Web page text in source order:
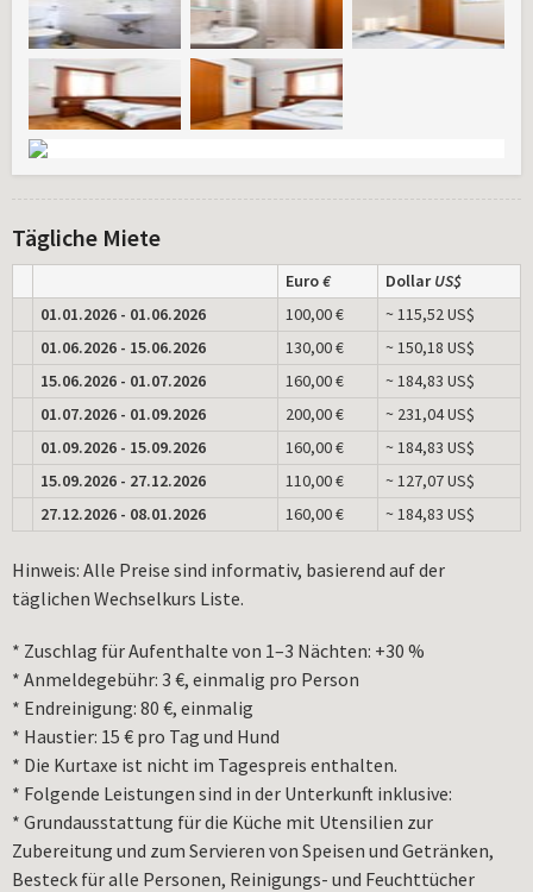
Tägliche Miete
Euro€ DollarUS$
01.01.2026 - 01.06.2026
100,00 €
~ 115,52 US$
01.06.2026 - 15.06.2026
130,00 €
~ 150,18 US$
15.06.2026 - 01.07.2026
160,00 €
~ 184,83 US$
01.07.2026 - 01.09.2026
200,00 €
~ 231,04 US$
01.09.2026 - 15.09.2026
160,00 €
~ 184,83 US$
15.09.2026 - 27.12.2026
110,00 €
~ 127,07 US$
27.12.2026 - 08.01.2026
160,00 € ~ 184,83 US$
Hinweis: Alle Preise sind informativ, basierend auf der
täglichen Wechselkurs Liste.
* Zuschlag für Aufenthalte von 1–3 Nächten: +30 %
* Anmeldegebühr: 3 €, einmalig pro Person
* Endreinigung: 80 €, einmalig
* Haustier: 15 € pro Tag und Hund
* Die Kurtaxe ist nicht im Tagespreis enthalten.
* Folgende Leistungen sind in der Unterkunft inklusive:
* Grundausstattung für die Küche mit Utensilien zur
Zubereitung und zum Servieren von Speisen und Getränken,
Besteck für alle Personen, Reinigungs- und Feuchttücher